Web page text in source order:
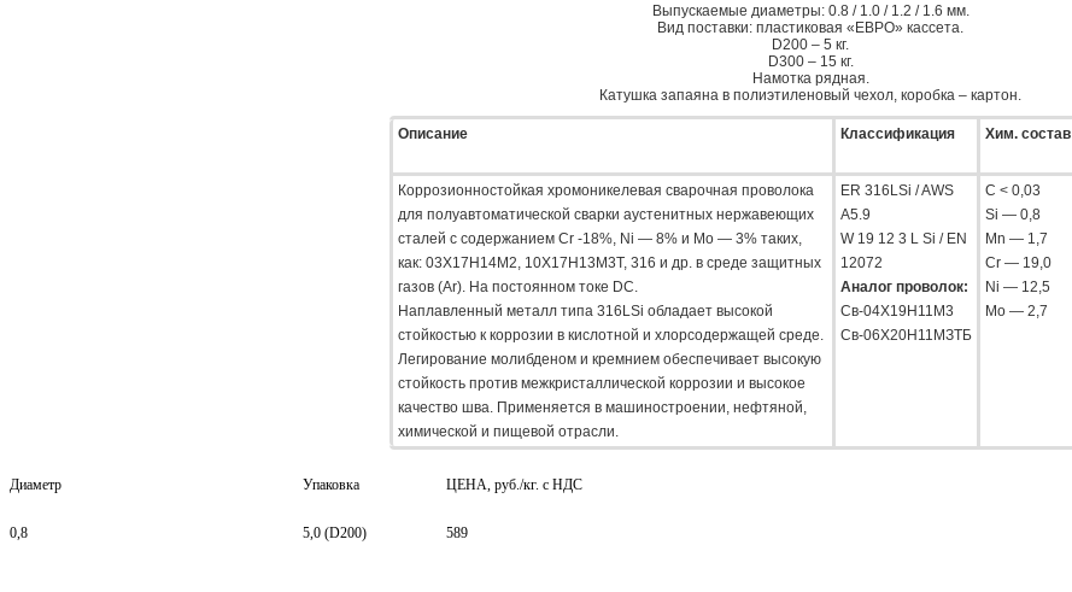
Выпускаемые диаметры: 0.8 / 1.0 / 1.2 / 1.6 мм.
Вид поставки: пластиковая «ЕВРО» кассета.
D200 – 5 кг.
D300 – 15 кг.
Намотка рядная.
Катушка запаяна в полиэтиленовый чехол, коробка – картон.
Описание Классификация Хим. состав
Коррозионностойкая хромоникелевая сварочная проволока
для полуавтоматической сварки аустенитных нержавеющих
сталей c содержанием Cr -18%, Ni — 8% и Mo — 3% таких,
как: 03Х17Н14М2, 10Х17Н13М3Т, 316 и др. в среде защитных
газов (Ar). На постоянном токе DC.
Наплавленный металл типа 316LSi обладает высокой
стойкостью к коррозии в кислотной и хлорсодержащей среде.
Легирование молибденом и кремнием обеспечивает высокую
стойкость против межкристаллической коррозии и высокое
качество шва. Применяется в машиностроении, нефтяной,
химической и пищевой отрасли.
ER 316LSi / AWS
A5.9
W 19 12 3 L Si / EN
12072
Аналог проволок:
Св-04Х19Н11М3
Св-06Х20Н11МЗТБ
С < 0,03
Si — 0,8
Mn — 1,7
Cr — 19,0
Ni — 12,5
Mo — 2,7
Диаметр Упаковка ЦЕНА, руб./кг. с НДС
0,8 5,0 (D200) 589